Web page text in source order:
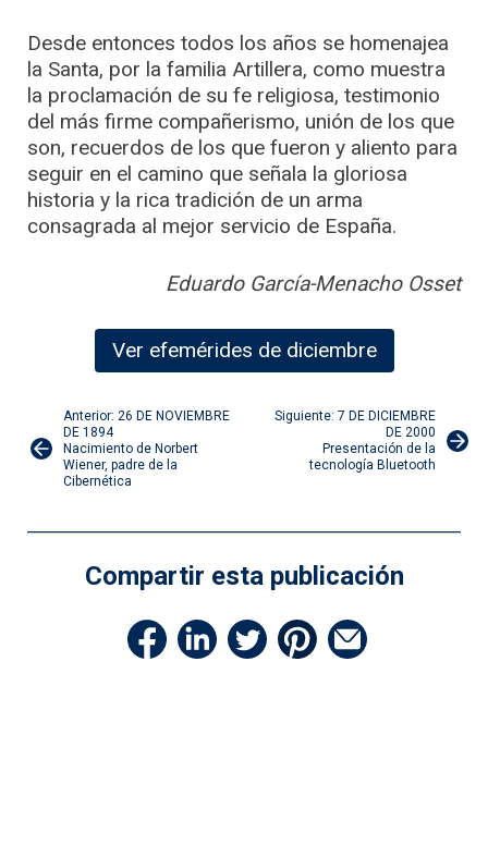
Desde entonces todos los años se homenajea
la Santa, por la familia Artillera, como muestra
la proclamación de su fe religiosa, testimonio
del más firme compañerismo, unión de los que
son, recuerdos de los que fueron y aliento para
seguir en el camino que señala la gloriosa
historia y la rica tradición de un arma
consagrada al mejor servicio de España.
Eduardo García-Menacho Osset
Ver efemérides de diciembre
Navegación
de
Anterior: 26 DE NOVIEMBRE
DE 1894
Nacimiento de Norbert
Wiener, padre de la
Cibernética
Siguiente: 7 DE DICIEMBRE
DE 2000
Presentación de la
tecnología Bluetooth
Compartir esta publicación